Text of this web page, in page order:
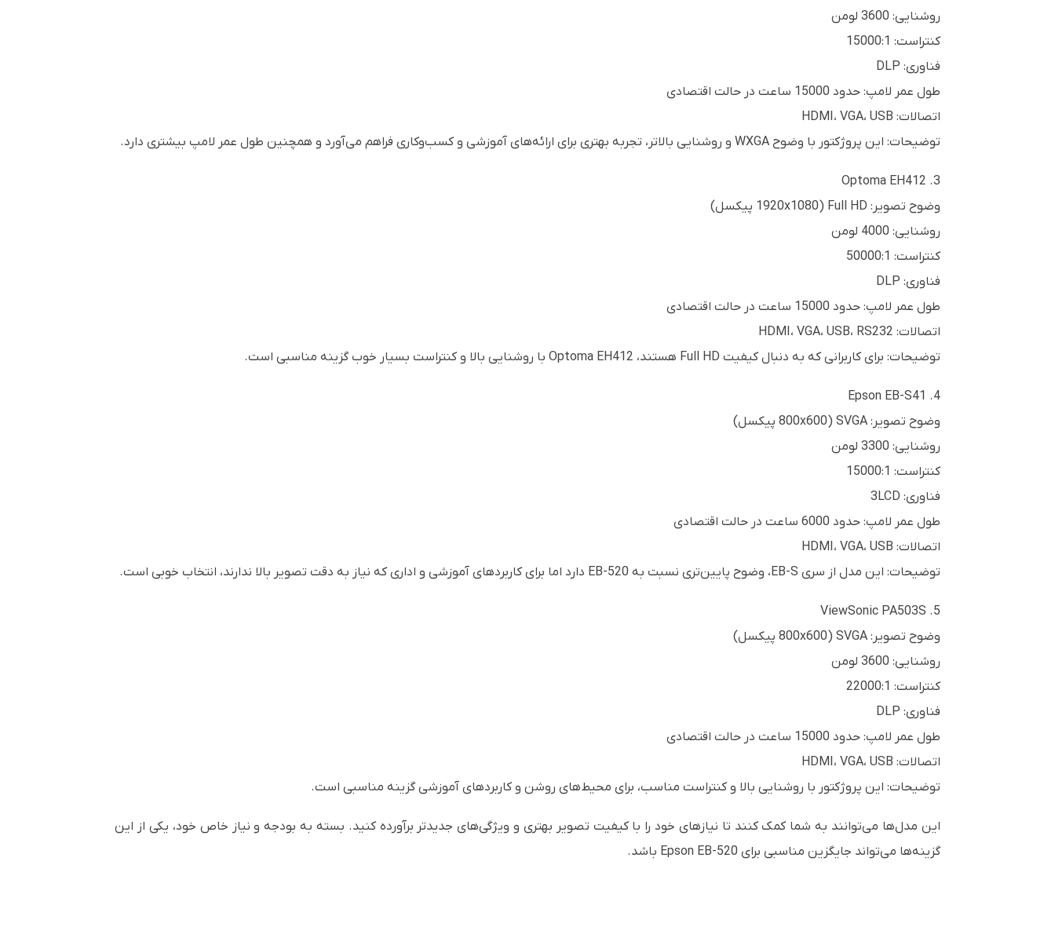
روشنایی: 3600 لومن
کنتراست: 15000:1
فناوری: DLP
طول عمر لامپ: حدود 15000 ساعت در حالت اقتصادی
اتصالات: HDMI، VGA، USB
توضیحات: این پروژکتور با وضوح WXGA و روشنایی بالاتر، تجربه بهتری برای ارائه‌های آموزشی و کسب‌وکاری فراهم می‌آورد و همچنین طول عمر لامپ بیشتری دارد.
3. Optoma EH412
وضوح تصویر: Full HD (1920x1080 پیکسل)
روشنایی: 4000 لومن
کنتراست: 50000:1
فناوری: DLP
طول عمر لامپ: حدود 15000 ساعت در حالت اقتصادی
اتصالات: HDMI، VGA، USB، RS232
توضیحات: برای کاربرانی که به دنبال کیفیت Full HD هستند، Optoma EH412 با روشنایی بالا و کنتراست بسیار خوب گزینه مناسبی است.
4. Epson EB-S41
وضوح تصویر: SVGA (800x600 پیکسل)
روشنایی: 3300 لومن
کنتراست: 15000:1
فناوری: 3LCD
طول عمر لامپ: حدود 6000 ساعت در حالت اقتصادی
اتصالات: HDMI، VGA، USB
توضیحات: این مدل از سری EB-S، وضوح پایین‌تری نسبت به EB-520 دارد اما برای کاربردهای آموزشی و اداری که نیاز به دقت تصویر بالا ندارند، انتخاب خوبی است.
5. ViewSonic PA503S
وضوح تصویر: SVGA (800x600 پیکسل)
روشنایی: 3600 لومن
کنتراست: 22000:1
فناوری: DLP
طول عمر لامپ: حدود 15000 ساعت در حالت اقتصادی
اتصالات: HDMI، VGA، USB
توضیحات: این پروژکتور با روشنایی بالا و کنتراست مناسب، برای محیط‌های روشن و کاربردهای آموزشی گزینه مناسبی است.
این مدل‌ها می‌توانند به شما کمک کنند تا نیازهای خود را با کیفیت تصویر بهتری و ویژگی‌های جدیدتر برآورده کنید. بسته به بودجه و نیاز خاص خود، یکی از این
گزینه‌ها می‌تواند جایگزین مناسبی برای Epson EB-520 باشد.